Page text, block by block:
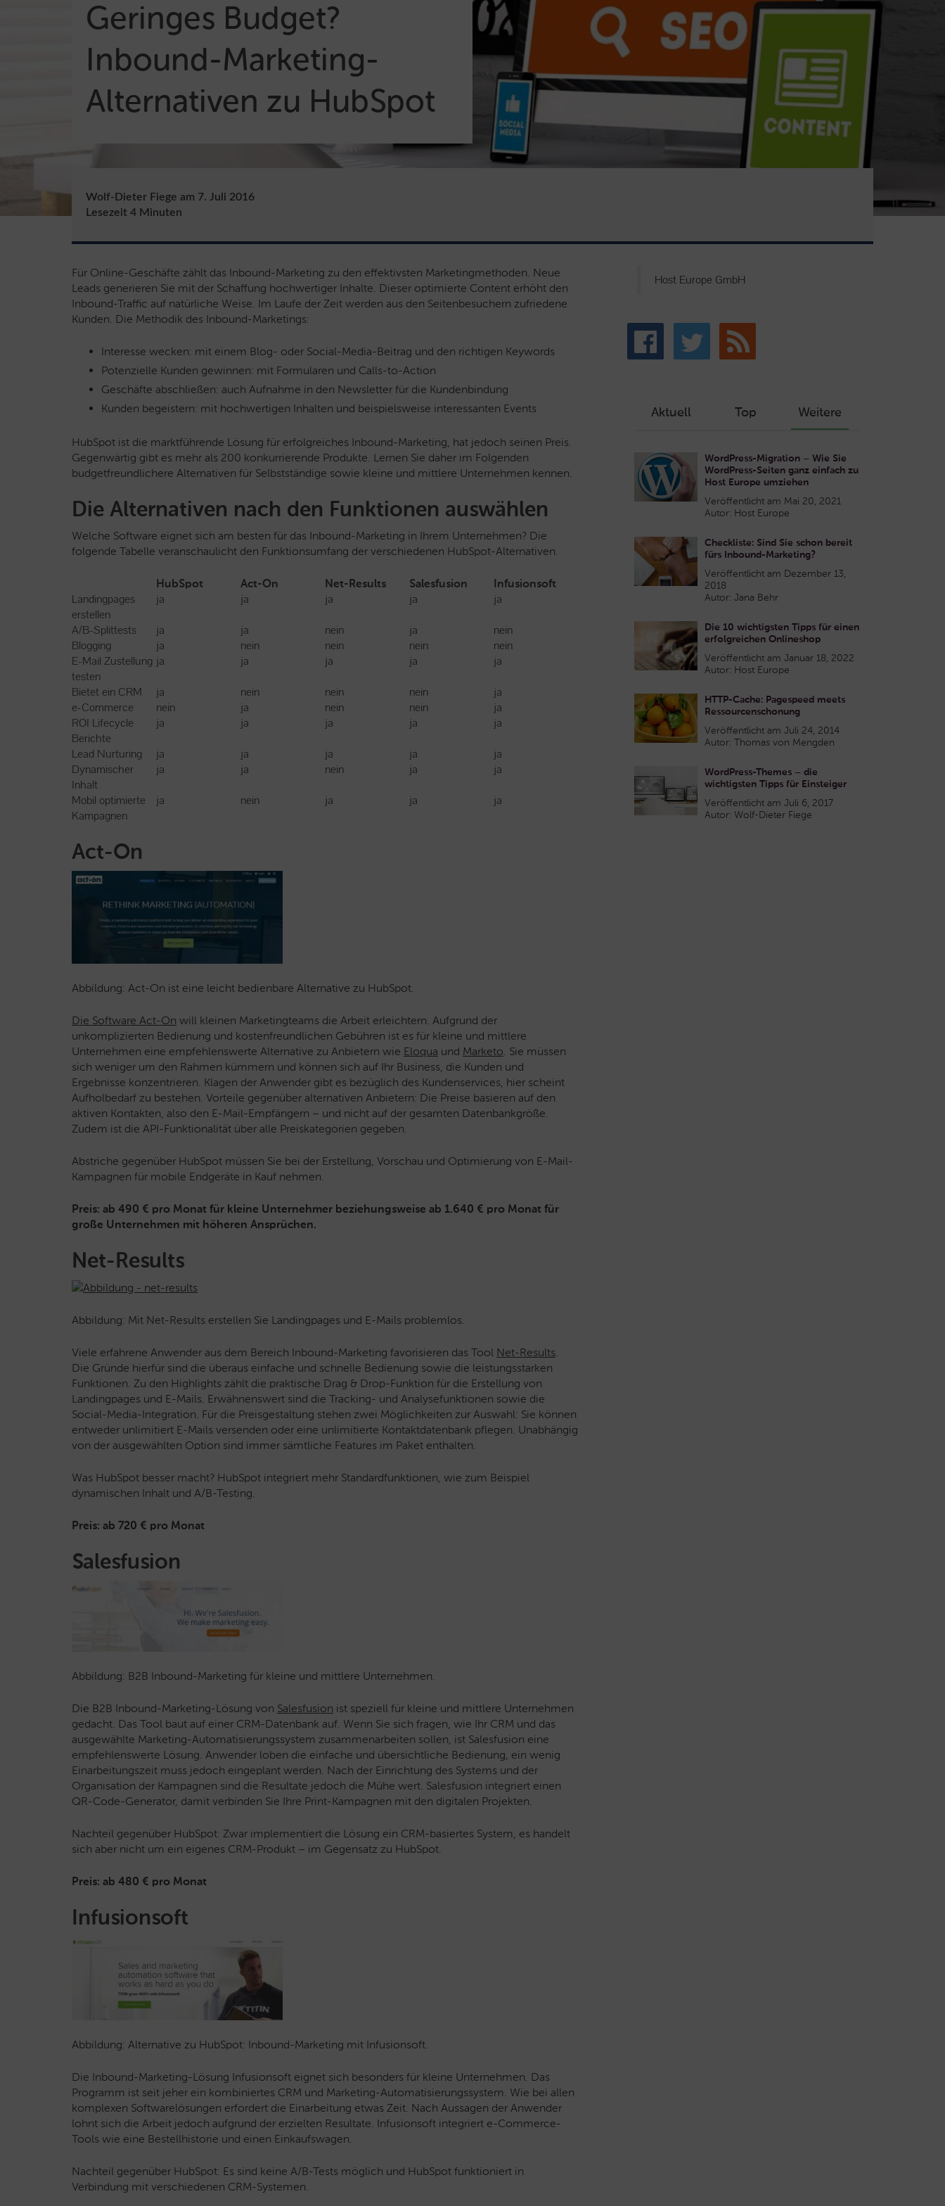
Geringes Budget?
Inbound-Marketing-
Alternativen zu HubSpot
Wolf-Dieter Fiege am 7. Juli 2016
Lesezeit 4 Minuten
Für Online-Geschäfte zählt das Inbound-Marketing zu den effektivsten Marketingmethoden. Neue
Leads generieren Sie mit der Schaffung hochwertiger Inhalte. Dieser optimierte Content erhöht den
Inbound-Traffic auf natürliche Weise. Im Laufe der Zeit werden aus den Seitenbesuchern zufriedene
Kunden. Die Methodik des Inbound-Marketings:
Interesse wecken: mit einem Blog- oder Social-Media-Beitrag und den richtigen Keywords
Potenzielle Kunden gewinnen: mit Formularen und Calls-to-Action
Geschäfte abschließen: auch Aufnahme in den Newsletter für die Kundenbindung
Kunden begeistern: mit hochwertigen Inhalten und beispielsweise interessanten Events
HubSpot ist die marktführende Lösung für erfolgreiches Inbound-Marketing, hat jedoch seinen Preis.
Gegenwärtig gibt es mehr als 200 konkurrierende Produkte. Lernen Sie daher im Folgenden
budgetfreundlichere Alternativen für Selbstständige sowie kleine und mittlere Unternehmen kennen.
Die Alternativen nach den Funktionen auswählen
Welche Software eignet sich am besten für das Inbound-Marketing in Ihrem Unternehmen? Die
folgende Tabelle veranschaulicht den Funktionsumfang der verschiedenen HubSpot-Alternativen.
HubSpot Act-On Net-Results Salesfusion Infusionsoft
Landingpages
erstellen
ja ja ja ja ja
A/B-Splittests ja ja nein ja
nein
Blogging
ja nein nein nein
nein
E-Mail Zustellung
testen
ja ja ja ja ja
Bietet ein CRM ja nein nein nein
ja
e-Commerce
nein ja nein nein
ja
ROI Lifecycle
Berichte
ja ja ja ja ja
Lead Nurturing ja ja ja ja
ja
Dynamischer
Inhalt
ja ja nein ja ja
Mobil optimierte
Kampagnen
ja nein ja ja ja
Act-On
Abbildung: Act-On ist eine leicht bedienbare Alternative zu HubSpot.
Die Software Act-On will kleinen Marketingteams die Arbeit erleichtern. Aufgrund der
unkomplizierten Bedienung und kostenfreundlichen Gebühren ist es für kleine und mittlere
Unternehmen eine empfehlenswerte Alternative zu Anbietern wie Eloqua und Marketo. Sie müssen
sich weniger um den Rahmen kümmern und können sich auf Ihr Business, die Kunden und
Ergebnisse konzentrieren. Klagen der Anwender gibt es bezüglich des Kundenservices, hier scheint
Aufholbedarf zu bestehen. Vorteile gegenüber alternativen Anbietern: Die Preise basieren auf den
aktiven Kontakten, also den E-Mail-Empfängern – und nicht auf der gesamten Datenbankgröße.
Zudem ist die API-Funktionalität über alle Preiskategorien gegeben.
Abstriche gegenüber HubSpot müssen Sie bei der Erstellung, Vorschau und Optimierung von E-Mail-
Kampagnen für mobile Endgeräte in Kauf nehmen.
Preis: ab 490 € pro Monat für kleine Unternehmer beziehungsweise ab 1.640 € pro Monat für
große Unternehmen mit höheren Ansprüchen.
Net-Results
Abbildung: Mit Net-Results erstellen Sie Landingpages und E-Mails problemlos.
Viele erfahrene Anwender aus dem Bereich Inbound-Marketing favorisieren das Tool Net-Results.
Die Gründe hierfür sind die überaus einfache und schnelle Bedienung sowie die leistungsstarken
Funktionen. Zu den Highlights zählt die praktische Drag & Drop-Funktion für die Erstellung von
Landingpages und E-Mails. Erwähnenswert sind die Tracking- und Analysefunktionen sowie die
Social-Media-Integration. Für die Preisgestaltung stehen zwei Möglichkeiten zur Auswahl: Sie können
entweder unlimitiert E-Mails versenden oder eine unlimitierte Kontaktdatenbank pflegen. Unabhängig
von der ausgewählten Option sind immer sämtliche Features im Paket enthalten.
Was HubSpot besser macht? HubSpot integriert mehr Standardfunktionen, wie zum Beispiel
dynamischen Inhalt und A/B-Testing.
Preis: ab 720 € pro Monat
Salesfusion
Abbildung: B2B Inbound-Marketing für kleine und mittlere Unternehmen.
Die B2B Inbound-Marketing-Lösung von Salesfusion ist speziell für kleine und mittlere Unternehmen
gedacht. Das Tool baut auf einer CRM-Datenbank auf. Wenn Sie sich fragen, wie Ihr CRM und das
ausgewählte Marketing-Automatisierungssystem zusammenarbeiten sollen, ist Salesfusion eine
empfehlenswerte Lösung. Anwender loben die einfache und übersichtliche Bedienung, ein wenig
Einarbeitungszeit muss jedoch eingeplant werden. Nach der Einrichtung des Systems und der
Organisation der Kampagnen sind die Resultate jedoch die Mühe wert. Salesfusion integriert einen
QR-Code-Generator, damit verbinden Sie Ihre Print-Kampagnen mit den digitalen Projekten.
Nachteil gegenüber HubSpot: Zwar implementiert die Lösung ein CRM-basiertes System, es handelt
sich aber nicht um ein eigenes CRM-Produkt – im Gegensatz zu HubSpot.
Preis: ab 480 € pro Monat
Infusionsoft
Abbildung: Alternative zu HubSpot: Inbound-Marketing mit Infusionsoft.
Die Inbound-Marketing-Lösung Infusionsoft eignet sich besonders für kleine Unternehmen. Das
Programm ist seit jeher ein kombiniertes CRM und Marketing-Automatisierungssystem. Wie bei allen
komplexen Softwarelösungen erfordert die Einarbeitung etwas Zeit. Nach Aussagen der Anwender
lohnt sich die Arbeit jedoch aufgrund der erzielten Resultate. Infusionsoft integriert e-Commerce-
Tools wie eine Bestellhistorie und einen Einkaufswagen.
Nachteil gegenüber HubSpot: Es sind keine A/B-Tests möglich und HubSpot funktioniert in
Verbindung mit verschiedenen CRM-Systemen.
Host Europe GmbH
Aktuell Top Weitere
WordPress-Migration – Wie Sie
WordPress-Seiten ganz einfach zu
Host Europe umziehen
Veröffentlicht am Mai 20, 2021
Autor: Host Europe
Checkliste: Sind Sie schon bereit
fürs Inbound-Marketing?
Veröffentlicht am Dezember 13,
2018
Autor: Jana Behr
Die 10 wichtigsten Tipps für einen
erfolgreichen Onlineshop
Veröffentlicht am Januar 18, 2022
Autor: Host Europe
HTTP-Cache: Pagespeed meets
Ressourcenschonung
Veröffentlicht am Juli 24, 2014
Autor: Thomas von Mengden
WordPress-Themes – die
wichtigsten Tipps für Einsteiger
Veröffentlicht am Juli 6, 2017
Autor: Wolf-Dieter Fiege